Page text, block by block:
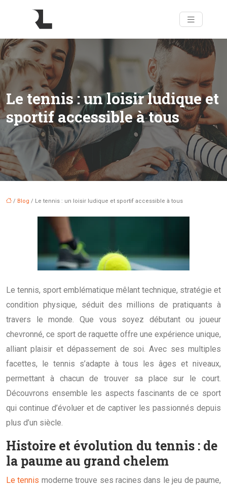
Le tennis : un loisir ludique et
sportif accessible à tous
/ Blog / Le tennis : un loisir ludique et sportif accessible à tous
Le tennis, sport emblématique mêlant technique, stratégie et
condition physique, séduit des millions de pratiquants à
travers le monde. Que vous soyez débutant ou joueur
chevronné, ce sport de raquette offre une expérience unique,
alliant plaisir et dépassement de soi. Avec ses multiples
facettes, le tennis s’adapte à tous les âges et niveaux,
permettant à chacun de trouver sa place sur le court.
Découvrons ensemble les aspects fascinants de ce sport
qui continue d’évoluer et de captiver les passionnés depuis
plus d’un siècle.
Histoire et évolution du tennis : de
la paume au grand chelem
Le tennis moderne trouve ses racines dans le jeu de paume,